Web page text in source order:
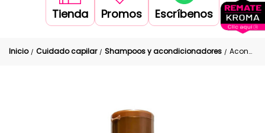
Tienda Promos Escríbenos
Inicio / Cuidado capilar / Shampoos y acondicionadores / Acondicionador Romero Anyeluz Crecepelo